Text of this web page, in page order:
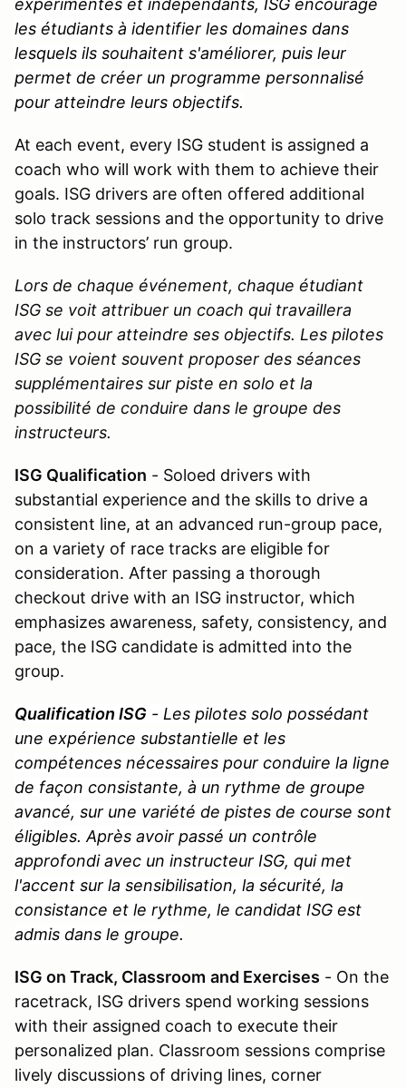
les étudiants à identifier les domaines dans
lesquels ils souhaitent s'améliorer, puis leur
permet de créer un programme personnalisé
pour atteindre leurs objectifs.
At each event, every ISG student is assigned a
coach who will work with them to achieve their
goals. ISG drivers are often offered additional
solo track sessions and the opportunity to drive
in the instructors’ run group.
Lors de chaque événement, chaque étudiant
ISG se voit attribuer un coach qui travaillera
avec lui pour atteindre ses objectifs. Les pilotes
ISG se voient souvent proposer des séances
supplémentaires sur piste en solo et la
possibilité de conduire dans le groupe des
instructeurs.
ISG Qualification - Soloed drivers with
substantial experience and the skills to drive a
consistent line, at an advanced run-group pace,
on a variety of race tracks are eligible for
consideration. After passing a thorough
checkout drive with an ISG instructor, which
emphasizes awareness, safety, consistency, and
pace, the ISG candidate is admitted into the
group.
Qualification ISG - Les pilotes solo possédant
une expérience substantielle et les
compétences nécessaires pour conduire la ligne
de façon consistante, à un rythme de groupe
avancé, sur une variété de pistes de course sont
éligibles. Après avoir passé un contrôle
approfondi avec un instructeur ISG, qui met
l'accent sur la sensibilisation, la sécurité, la
consistance et le rythme, le candidat ISG est
admis dans le groupe.
ISG on Track, Classroom and Exercises - On the
racetrack, ISG drivers spend working sessions
with their assigned coach to execute their
personalized plan. Classroom sessions comprise
lively discussions of driving lines, corner